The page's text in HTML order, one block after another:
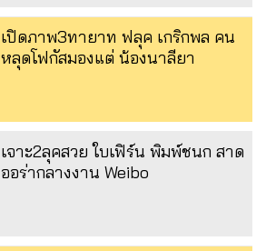
เปิดภาพ3ทายาท ฟลุค เกริกพล คน
หลุดโฟกัสมองแต่ น้องนาลียา
เจาะ2ลุคสวย ใบเฟิร์น พิมพ์ชนก สาด
ออร่ากลางงาน Weibo